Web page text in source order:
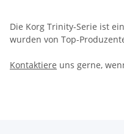
Die Korg Trinity-Serie ist
wurden von Top-
Kontaktiere uns gerne,